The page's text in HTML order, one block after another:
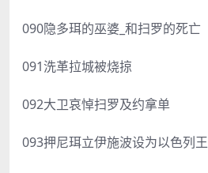
090隐多珥的巫婆_和扫罗的死亡
091洗革拉城被烧掠
092大卫哀悼扫罗及约拿单
093押尼珥立伊施波设为以色列王